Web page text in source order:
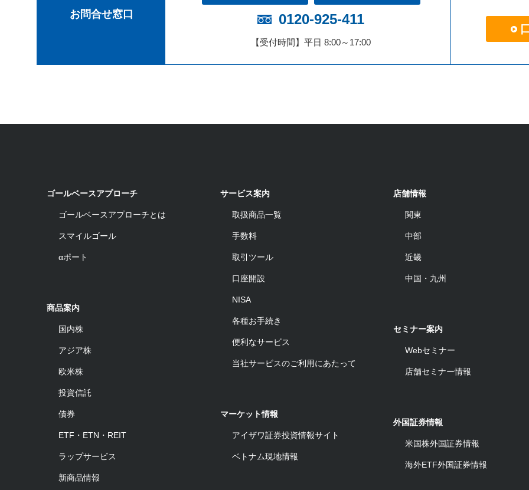
お問合せ窓口 0120-925-411
【受付時間】平日 8:00～17:00
ゴールベースアプローチ
ゴールベースアプローチとは
スマイルゴール
αポート
商品案内
国内株
アジア株
欧米株
投資信託
債券
ETF・ETN・REIT
ラップサービス
新商品情報
サービス案内
取扱商品一覧
手数料
取引ツール
口座開設
NISA
各種お手続き
便利なサービス
当社サービスのご利用にあたって
マーケット情報
アイザワ証券投資情報サイト
ベトナム現地情報
店舗情報
関東
中部
近畿
中国・九州
セミナー案内
Webセミナー
店舗セミナー情報
外国証券情報
米国株外国証券情報
海外ETF外国証券情報